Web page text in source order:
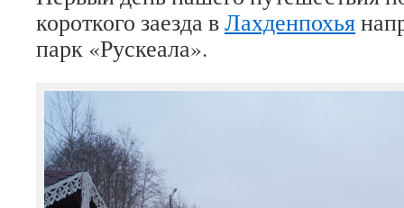
короткого заезда вЛахденпохья
парк «Рускеала».